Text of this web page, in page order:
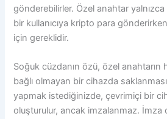
gönderebilirler. Özel anahtar
bir kullanıcıya kripto para
için gereklidir.
Soğuk cüzdanın özü, özel anahtarın
bağlı olmayan bir cihazda
yapmak istediğinizde, çevrimiçi bir
oluşturulur, ancak imzalanmaz. İmza